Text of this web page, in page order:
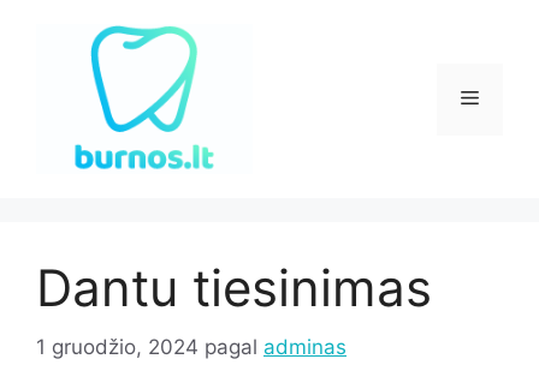
Meniu
Dantu tiesinimas
1 gruodžio, 2024 pagal adminas